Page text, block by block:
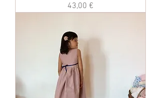
価格
43,00 €